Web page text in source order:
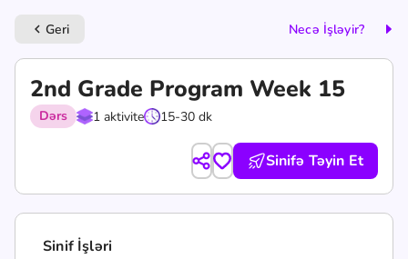
keyboard_arrow_left Geri Necə İşləyir?
2nd Grade Program Week 15
Dərs 1 aktivite 15-30 dk
Sinifə Təyin Et
Sinif İşləri